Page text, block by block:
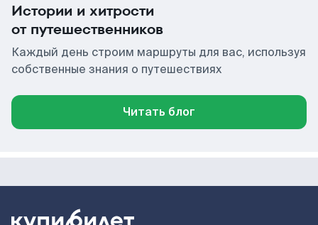
Истории и хитрости
от путешественников
Каждый день строим маршруты для вас, используя
собственные знания о путешествиях
Читать блог